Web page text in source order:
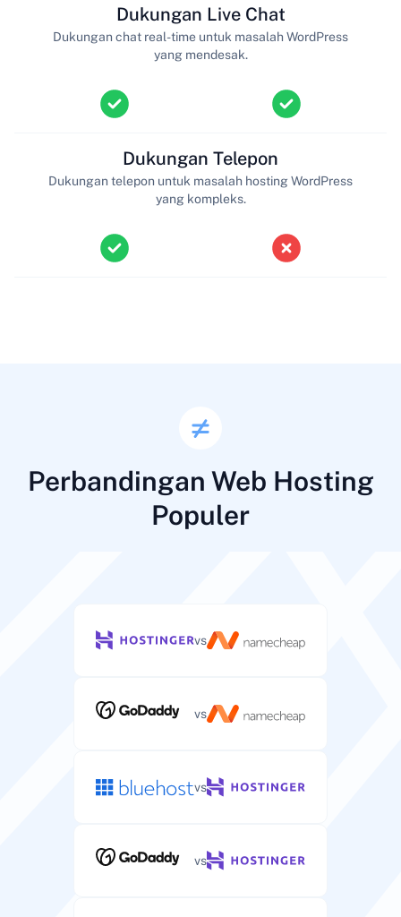
Dukungan Live Chat
Dukungan chat real-time untuk masalah WordPress
yang mendesak.
Dukungan Telepon
Dukungan telepon untuk masalah hosting WordPress
yang kompleks.
Perbandingan Web Hosting
Populer
vs
vs
vs
vs